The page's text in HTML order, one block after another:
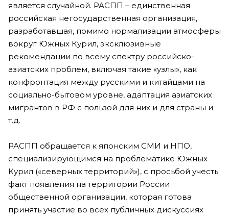
является случайной. РАСПП – единственная
российская негосударственная организация,
разработавшая, помимо нормализации атмосферы
вокруг Южных Курил, эксклюзивные
рекомендации по всему спектру российско-
азиатских проблем, включая такие «узлы», как
конфронтация между русскими и китайцами на
социально-бытовом уровне, адаптация азиатских
мигрантов в РФ с пользой для них и для страны и
т.д.
РАСПП обращается к японским СМИ и НПО,
специализирующимся на проблематике Южных
Курил («северных территорий»), с просьбой учесть
факт появления на территории России
общественной организации, которая готова
принять участие во всех публичных дискуссиях